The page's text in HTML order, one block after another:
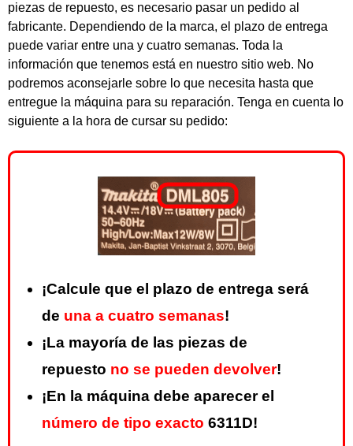
piezas de repuesto, es necesario pasar un pedido al
fabricante. Dependiendo de la marca, el plazo de entrega
puede variar entre una y cuatro semanas. Toda la
información que tenemos está en nuestro sitio web. No
podremos aconsejarle sobre lo que necesita hasta que
entregue la máquina para su reparación. Tenga en cuenta lo
siguiente a la hora de cursar su pedido:
¡Calcule que el plazo de entrega será
de una a cuatro semanas!
¡La mayoría de las piezas de
repuesto no se pueden devolver!
¡En la máquina debe aparecer el
número de tipo exacto 6311D!